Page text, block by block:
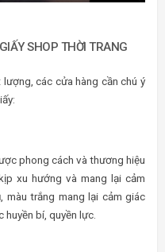
SHOP THỜI TRANG
các cửa hàng cần chú ý
phong cách và thương hiệu
xu hướng và mang lại cảm
màu trắng mang lại cảm giác
huyền bí, quyền lực.